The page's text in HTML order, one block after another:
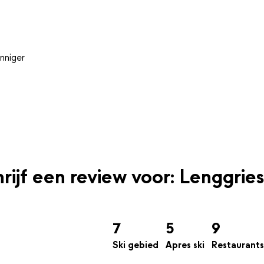
een review voor: Lenggries
7
Ski gebied
5
Apres ski
9
Restaurants